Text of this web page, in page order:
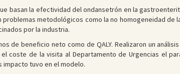
basan la efectividad del ondansetrón en la
problemas metodológicos como la no homogeneidad de
por la industria.
de beneficio neto como de QALY. Realizaron un
coste de la visita al Departamento de Urgencias el
impacto tuvo en el modelo.